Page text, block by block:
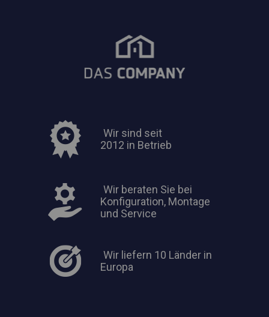
Wir sind seit
2012 in Betrieb
Wir beraten Sie bei
Konfiguration, Montage
und Service
Wir liefern 10 Länder in
Europa